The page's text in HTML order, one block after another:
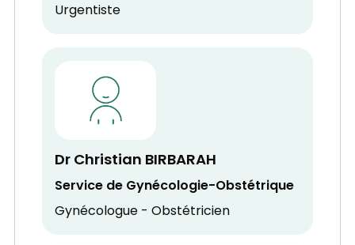
Urgentiste
Dr Christian BIRBARAH
Service de Gynécologie-Obstétrique
Gynécologue - Obstétricien